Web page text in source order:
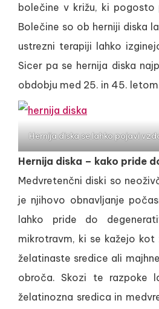
bolečine v križu, ki
Bolečine so ob herniji diska
ustrezni terapiji lahko
Sicer pa se hernija diska
obdobju med 25. in 45.
Hernija diska se lahko pojavi
Hernija diska – kako pride
Medvretenčni diski so
je njihovo obnavljanje
lahko pride do
mikrotravm, ki se kažejo kot
želatinaste sredice ali
obroča. Skozi te razpoke
želatinozna sredica in